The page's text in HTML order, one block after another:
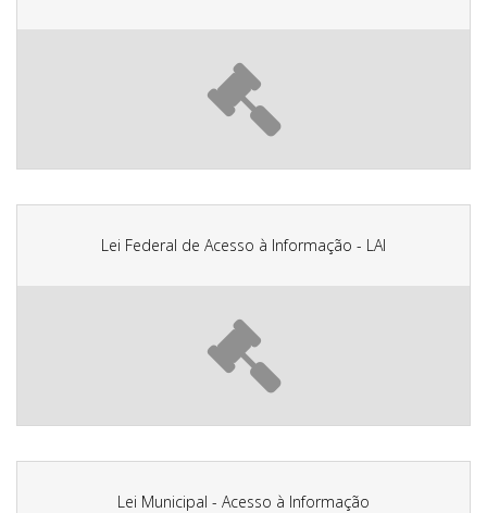
Lei Federal de Acesso à Informação - LAI
Lei Municipal - Acesso à Informação